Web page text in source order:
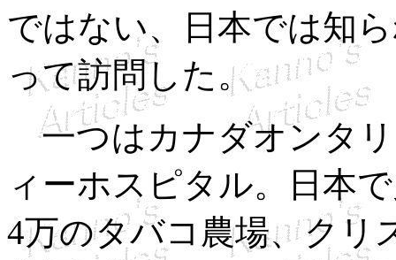
ではない、日本では知
って訪問した。
一つはカナダオンタ
ィーホスピタル。日本
4万のタバコ農場、クリ